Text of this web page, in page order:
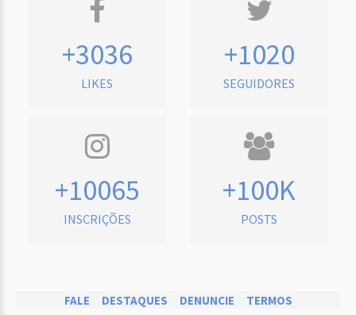
+3036
LIKES
+1020
SEGUIDORES
+10065
INSCRIÇÕES
+100K
POSTS
FALE DESTAQUES DENUNCIE TERMOS